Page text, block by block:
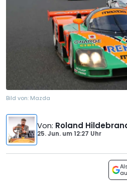
Bild von: Mazda
Von: Roland
25. Jun. um12:27 Uhr